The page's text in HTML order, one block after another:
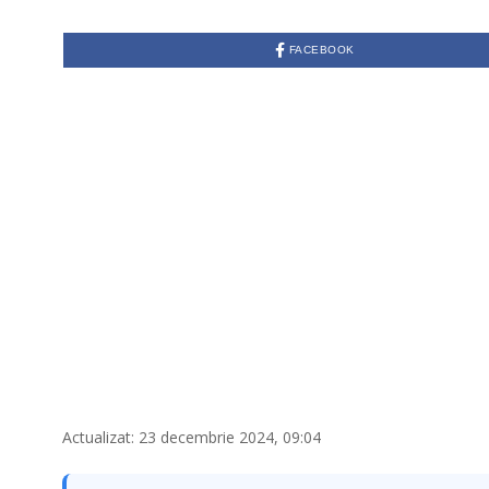
FACEBOOK
Actualizat: 23 decembrie 2024, 09:04